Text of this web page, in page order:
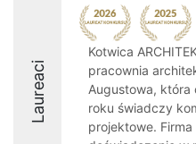
Laureaci
Kotwica
pracownia
Augustowa,
roku świadczy
projektowe.